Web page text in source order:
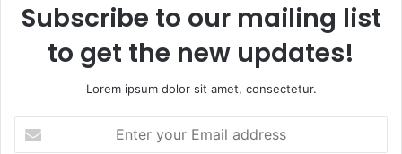
Subscribe to our mailing list
to get the new updates!
Lorem ipsum dolor sit amet, consectetur.
your